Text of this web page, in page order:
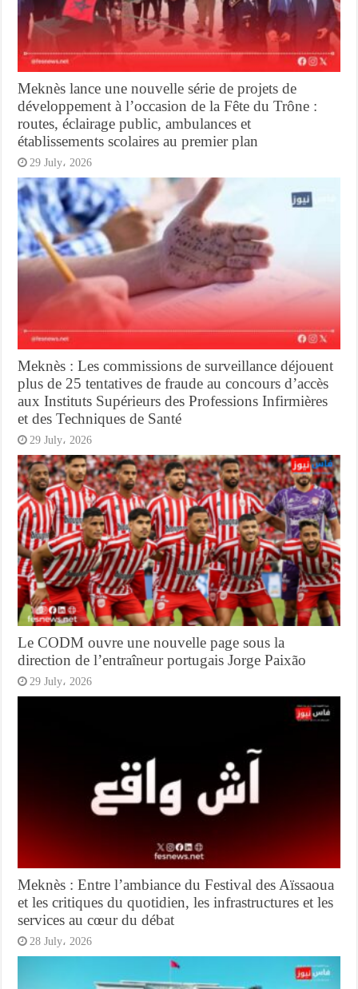
Meknès lance une nouvelle série de projets de
développement à l’occasion de la Fête du Trône :
routes, éclairage public, ambulances et
établissements scolaires au premier plan
29 July، 2026
Meknès : Les commissions de surveillance déjouent
plus de 25 tentatives de fraude au concours d’accès
aux Instituts Supérieurs des Professions Infirmières
et des Techniques de Santé
29 July، 2026
Le CODM ouvre une nouvelle page sous la
direction de l’entraîneur portugais Jorge Paixão
29 July، 2026
Meknès : Entre l’ambiance du Festival des Aïssaoua
et les critiques du quotidien, les infrastructures et les
services au cœur du débat
28 July، 2026